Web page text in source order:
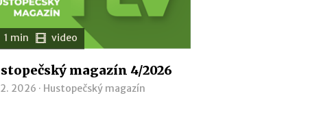
1 min video
magazín 4/2026
2026 · Hustopečský magazín